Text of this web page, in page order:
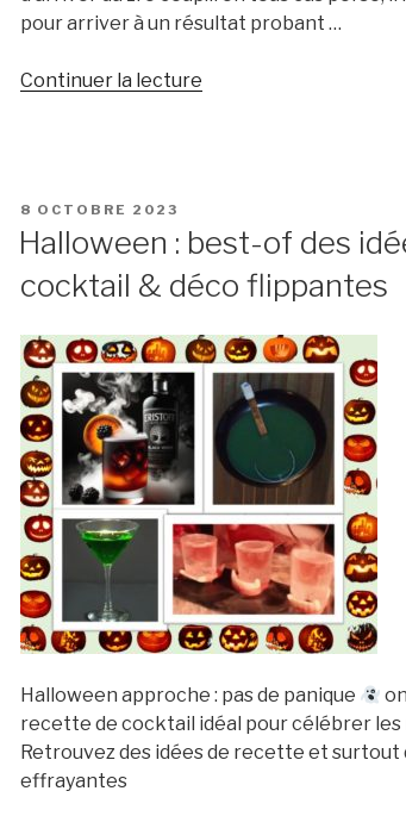
pour arriver à un résultat probant …
Continuer la lecture
:
vos
questions,
nos
astuces
PUBLIÉ
8 OCTOBRE 2023
Halloween : best-of des
cocktail & déco flippantes
Halloween approche : pas de panique
recette de cocktail idéal pour célébrer les
Retrouvez des idées de recette et surtout
effrayantes